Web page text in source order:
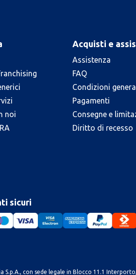
noi
Acquisti e
Assistenza
FAQ
Condizioni
Pagamenti
Consegne e
Diritto di recesso
sicuri
S.p.A., con sede legale in Blocco 11.1